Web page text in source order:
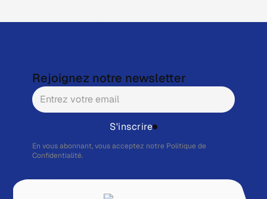
Rejoignez notre newsletter
S'inscrire
En vous abonnant, vous acceptez notre Politique de
Confidentialité.